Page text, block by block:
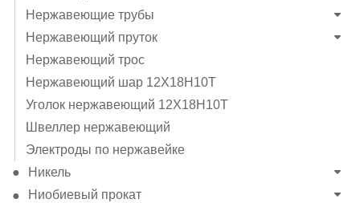
Нержавеющие трубы
Нержавеющий пруток
Нержавеющий трос
Нержавеющий шар 12Х18Н10Т
Уголок нержавеющий 12Х18Н10Т
Швеллер нержавеющий
Электроды по нержавейке
Никель
Ниобиевый прокат